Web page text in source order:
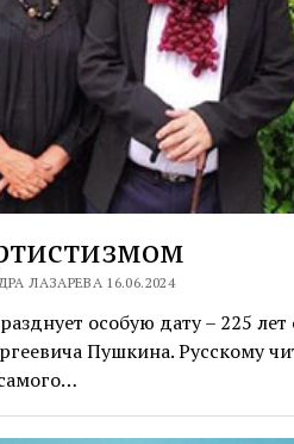
ЛАЗАРЕВА 16.06.2024
особую дату – 225
Пушкина. Русскому